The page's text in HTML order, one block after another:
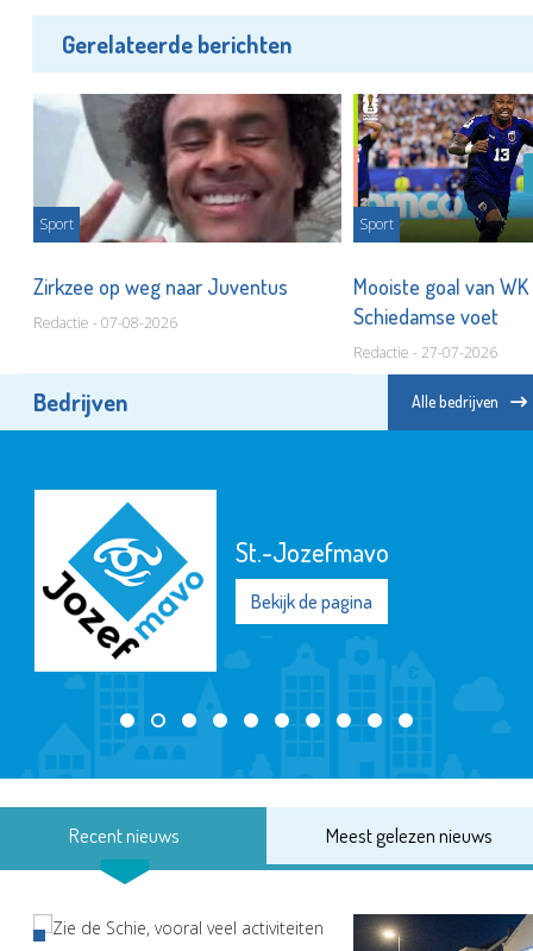
Gerelateerde berichten
Sport
Zirkzee op weg naar Juventus
Redactie - 07-08-2026
Sport
Mooiste goal van
Schiedamse voet
Redactie - 27-07-2026
Bedrijven Alle bedrijven
St.-Jozefmavo
Bekijk de pagina
Recent nieuws Meest gelezen nieuws